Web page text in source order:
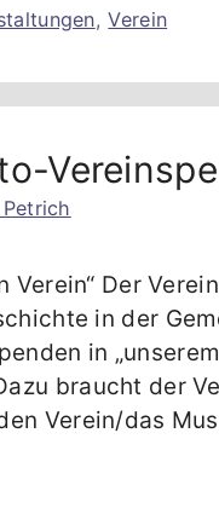
,Verein
Verein“ Der
in der
in
braucht der
Verein/das